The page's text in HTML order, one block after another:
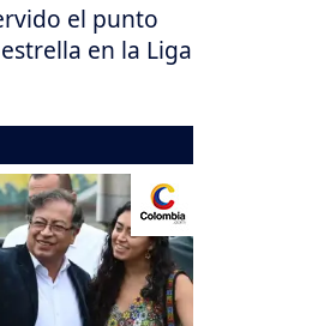
el punto
en la Liga